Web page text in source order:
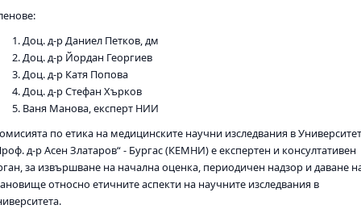
Доц. д-р Даниел Петков, дм
Доц. д-р Йордан Георгиев
Доц. д-р Катя Попова
Доц. д-р Стефан Хърков
Ваня Манова, експерт НИИ
по етика на медицинските научни изследвания в Университет
д-р Асен Златаров“ - Бургас (КЕМНИ) е експертен и консултативен
за извършване на начална оценка, периодичен надзор и даване
относно етичните аспекти на научните изследвания в